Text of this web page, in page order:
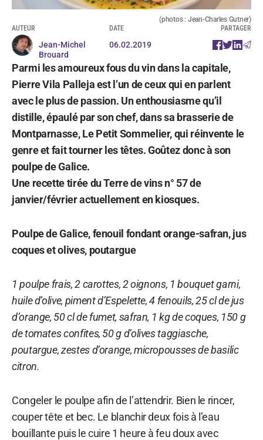
(photos : Jean-Charles Gutner)
AUTEUR
Jean-Michel
Brouard
DATE
06.02.2019
PARTAGER
Parmi les amoureux fous du vin dans la capitale,
Pierre Vila Palleja est l’un de ceux qui en parlent
avec le plus de passion. Un enthousiasme qu’il
distille, épaulé par son chef, dans sa brasserie de
Montparnasse, Le Petit Sommelier, qui réinvente le
genre et fait tourner les têtes. Goûtez donc à son
poulpe de Galice.
Une recette tirée du Terre de vins n° 57 de
janvier/février actuellement en kiosques.
Poulpe de Galice, fenouil fondant orange-safran, jus
coques et olives, poutargue
1 poulpe frais, 2 carottes, 2 oignons, 1 bouquet garni,
huile d’olive, piment d’Espelette, 4 fenouils, 25 cl de jus
d’orange, 50 cl de fumet, safran, 1 kg de coques, 150 g
de tomates confites, 50 g d’olives taggiasche,
poutargue, zestes d’orange, micropousses de basilic
citron.
Congeler le poulpe afin de l’attendrir. Bien le rincer,
couper tête et bec. Le blanchir deux fois à l’eau
bouillante puis le cuire 1 heure à feu doux avec